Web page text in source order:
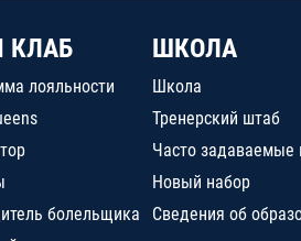
КЛАБ
лояльности
болельщика
ШКОЛА
Школа
Тренерский штаб
Часто задаваемые
Новый набор
Сведения об